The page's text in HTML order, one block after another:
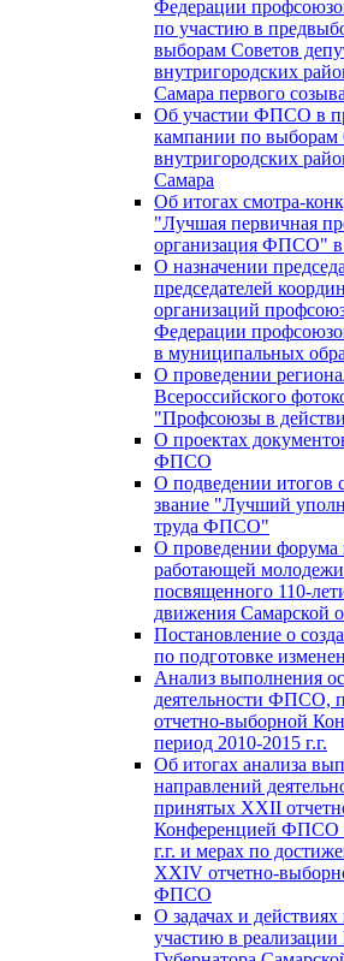
Федерации
по участию в
выборам Советов
внутригородских
Самара первого созыва
Об участии ФПСО в
кампании по выборам
внутригородских
Самара
Об итогах смотра-
"Лучшая первичная
организация ФПСО" в
О назначении
председателей
организаций
Федерации
в муниципальных
О проведении
Всероссийского
"Профсоюзы в
О проектах
ФПСО
О подведении итогов
звание "Лучший
труда ФПСО"
О проведении форума
работающей
посвященного 110-
движения Самарской
Постановление о
по подготовке
Анализ выполнения
деятельности ФПСО,
отчетно-выборной
период 2010-2015 г.г.
Об итогах анализа
направлений
принятых XXII
Конференцией ФПСО
г.г. и мерах по
XXIV отчетно-
ФПСО
О задачах и
участию в